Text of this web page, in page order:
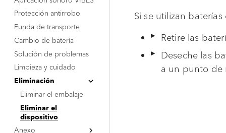
BMR (receptor)
Protección antirrobo
Funda de transporte
Cambio de batería
Solución de problemas
Limpieza y cuidado
Eliminación
Eliminar el embalaje
Eliminar el dispositivo
Anexo
Marcados de
conformidad
Declaración de
conformidad
BMR (receptor)
Protección antirrobo
Funda de transporte
Cambio de batería
Solución de problemas
Limpieza y cuidado
Eliminación
Eliminar el embalaje
Eliminar el
dispositivo
Anexo
Si se utilizan
Retire las
Deseche las
a un punto de